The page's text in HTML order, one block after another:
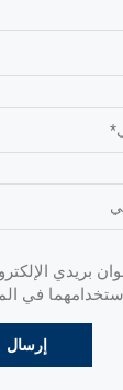
بريدي
في